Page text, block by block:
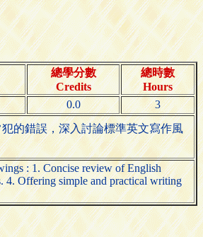
總學分數
Credits
總時數
Hours
0.0
3
的錯誤，深入討論標準英文寫作風
: 1. Concise review of English
4. Offering simple and practical writing